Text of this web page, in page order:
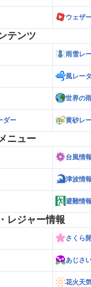
ウェザ
テンツ
雨雪レ
風レー
世界の
ダー 黄砂レ
ニュー
台風情報
津波情報
避難情報
レジャー情報
さくら
あじさ
花火天